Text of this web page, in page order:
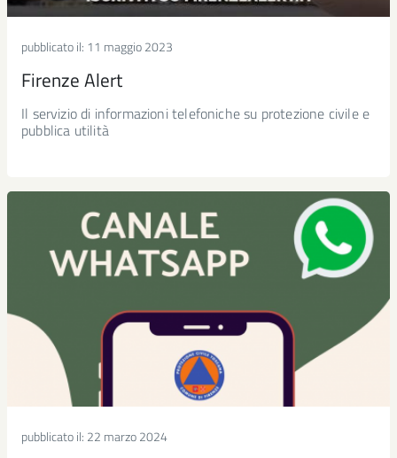
pubblicato il: 11 maggio 2023
Firenze Alert
Il servizio di informazioni telefoniche su protezione civile e
pubblica utilità
pubblicato il: 22 marzo 2024